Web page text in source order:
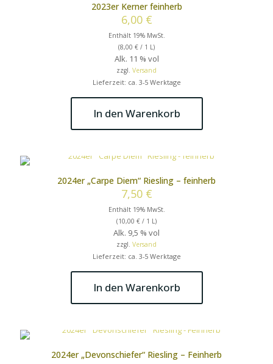
2023er Kerner feinherb
6,00 €
Enthält 19% MwSt.
(8,00 € / 1 L)
Alk. 11 % vol
zzgl. Versand
Lieferzeit: ca. 3-5 Werktage
In den Warenkorb
2024er „Carpe Diem“ Riesling – feinherb
7,50 €
Enthält 19% MwSt.
(10,00 € / 1 L)
Alk. 9,5 % vol
zzgl. Versand
Lieferzeit: ca. 3-5 Werktage
In den Warenkorb
2024er „Devonschiefer“ Riesling – Feinherb